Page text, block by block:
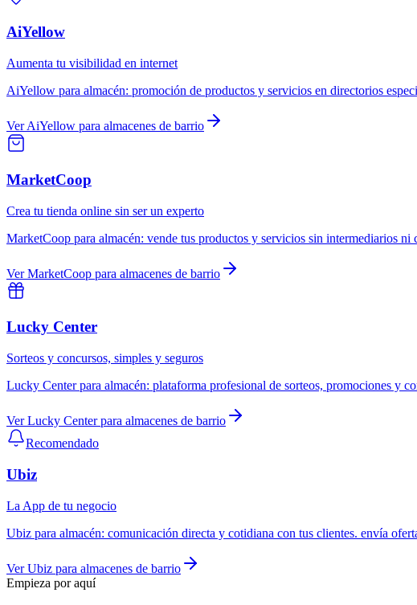
AiYellow
Aumenta tu visibilidad en internet
AiYellow para almacén: promoción de productos y servicios en directorios
VerAiYellow para almacenes de barrio
MarketCoop
Crea tu tienda online sin ser un experto
MarketCoop para almacén: vende tus productos y servicios sin intermediarios ni
VerMarketCoop para almacenes de barrio
Lucky Center
Sorteos y concursos, simples y seguros
Lucky Centerpara almacén: plataforma profesional de sorteos, promociones y
VerLucky Centerpara almacenes de barrio
Recomendado
Ubiz
La App de tu negocio
Ubiz para almacén: comunicación directa y cotidiana con tus clientes. envía
VerUbiz para almacenes de barrio
Empieza por aquí